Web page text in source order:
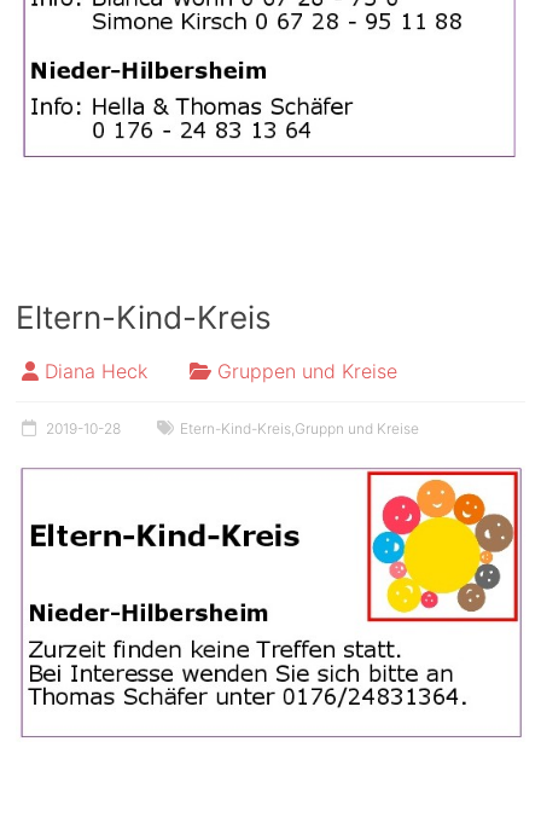
Eltern-Kind-Kreis
Diana Heck Gruppen und Kreise
2019-10-28 Etern-Kind-Kreis Gruppn und Kreise